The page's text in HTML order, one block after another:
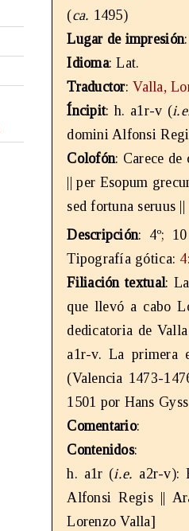
(ca. 1495)
Lugar de impresión
Idioma: Lat.
Traductor:Valla,
Íncipit: h. a1r-v (
domini Alfonsi
Colofón: Carece
|| per Esopum
sed fortuna seruus
Descripción: 4º;
Tipografía gótica:
Filiación textual:
que llevó a cabo
dedicatoria de
a1r-v. La primera
(Valencia 1473-
1501 por Hans
Comentario:
Contenidos:
h. a1r (i.e. a2r-v):
Alfonsi Regis ||
Lorenzo Valla]